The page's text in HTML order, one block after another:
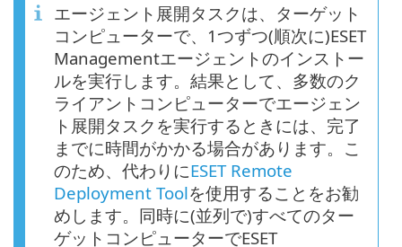
エージェント展開タスクは、ターゲット
コンピューターで、1つずつ(順次に)ESET
Managementエージェントのインストー
ルを実行します。結果として、多数のク
ライアントコンピューターでエージェン
ト展開タスクを実行するときには、完了
までに時間がかかる場合があります。こ
のため、代わりにESET Remote
Deployment Toolを使用することをお勧
めします。同時に(並列で)すべてのター
ゲットコンピューターでESET